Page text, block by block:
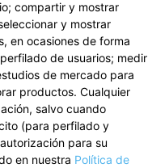
compartir y mostrar
y mostrar
en ocasiones de forma
de usuarios; medir
de mercado para
productos. Cualquier
salvo cuando
(para perfilado y
para su
en nuestra Política de